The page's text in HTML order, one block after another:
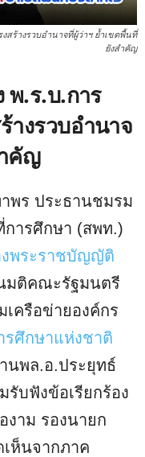
สร้างรวบอำนาจที่ผู้ว่าฯ ย้ำเขตพื้นที่
ยังสำคัญ
พ.ร.บ.การ
างรวบอำนาจ
คัญ
พร ประธานชมรม
การศึกษา (สพท.)
งพระราชบัญญัติ
ติคณะรัฐมนตรี
ครือข่ายองค์กร
รศึกษาแห่งชาติ
นพล.อ.ประยุทธ์
บฟังข้อเรียกร้อง
งาม รองนายก
ห็นจากภาค